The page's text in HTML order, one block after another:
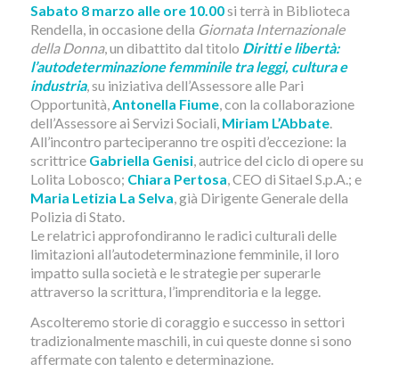
Sabato 8 marzo alle ore 10.00si terrà in Biblioteca
Rendella, in occasione della Giornata Internazionale
della Donna, un dibattito dal titolo Diritti e libertà:
l’autodeterminazione femminile tra leggi, cultura e
industria, su iniziativa dell’Assessore alle Pari
Opportunità, Antonella Fiume, con la collaborazione
dell’Assessore ai Servizi Sociali, Miriam L’Abbate.
All’incontro parteciperanno tre ospiti d’eccezione: la
scrittrice Gabriella Genisi, autrice del ciclo di opere su
Lolita Lobosco; Chiara Pertosa , CEO di Sitael S.p.A.; e
Maria Letizia La Selva , già Dirigente Generale della
Polizia di Stato.
Le relatrici approfondiranno le radici culturali delle
limitazioni all’autodeterminazione femminile, il loro
impatto sulla società e le strategie per superarle
attraverso la scrittura, l’imprenditoria e la legge.
Ascolteremo storie di coraggio e successo in settori
tradizionalmente maschili, in cui queste donne si sono
affermate con talento e determinazione.